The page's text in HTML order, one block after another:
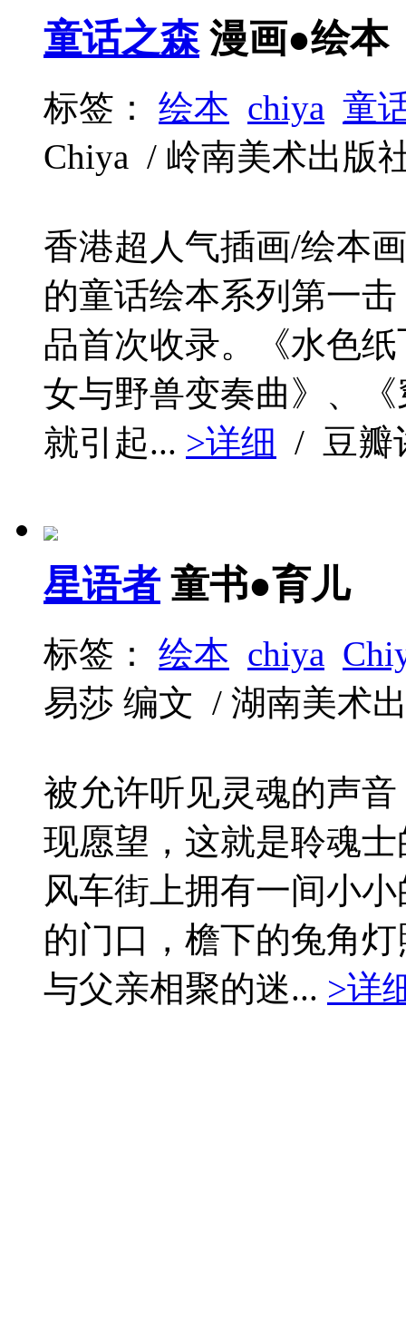
童话之森 漫画●绘本
标签： 绘本 chiya 童
Chiya / 岭南美术出版
香港超人气插画/绘本
的童话绘本系列第一
品首次收录。《水色
女与野兽变奏曲》、
就引起... >详细 / 豆瓣
星语者 童书●育儿
标签： 绘本 chiya
易莎 编文 / 湖南美术
被允许听见灵魂的声
现愿望，这就是聆魂
风车街上拥有一间小
的门口，檐下的兔角
与父亲相聚的迷... >详